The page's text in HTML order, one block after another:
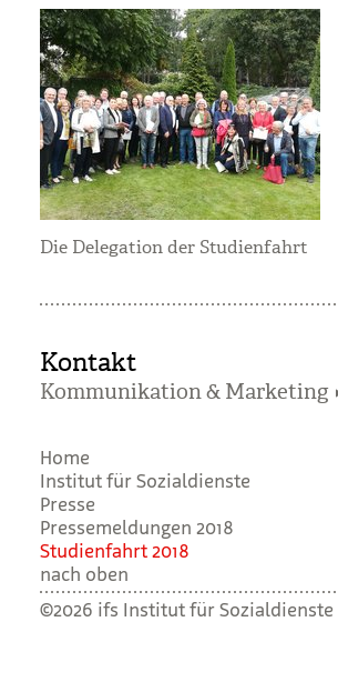
Die Delegation der Studienfahrt
Kontakt
Kommunikation & Marketing
Home
Institut für Sozialdienste
Presse
Pressemeldungen 2018
Stu­di­en­fahrt 2018
nach oben
©2026 ifs Institut für Sozialdienste |